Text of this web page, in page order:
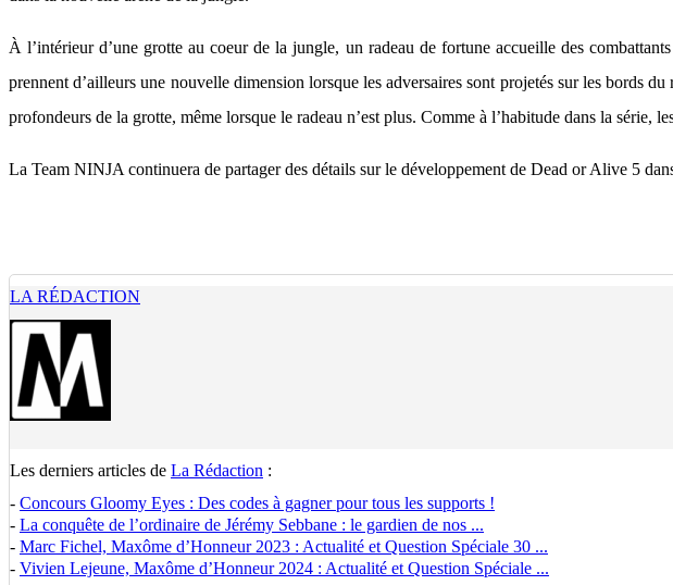
À l’intérieur d’une grotte au coeur de la jungle, un radeau de fortune accueille des
prennent d’ailleurs une nouvelle dimension lorsque les adversaires sont projetés sur les bords
profondeurs de la grotte, même lorsque le radeau n’est plus. Comme à l’habitude dans la série,
La Team NINJA continuera de partager des détails sur le développement de Dead or Alive 5
LA RÉDACTION
Les derniers articles de La Rédaction :
- Concours Gloomy Eyes : Des codes à gagner pour tous les supports !
- La conquête de l’ordinaire de Jérémy Sebbane : le gardien de nos ...
- Marc Fichel, Maxôme d’Honneur 2023 : Actualité et Question Spéciale 30 ...
- Vivien Lejeune, Maxôme d’Honneur 2024 : Actualité et Question Spéciale ...